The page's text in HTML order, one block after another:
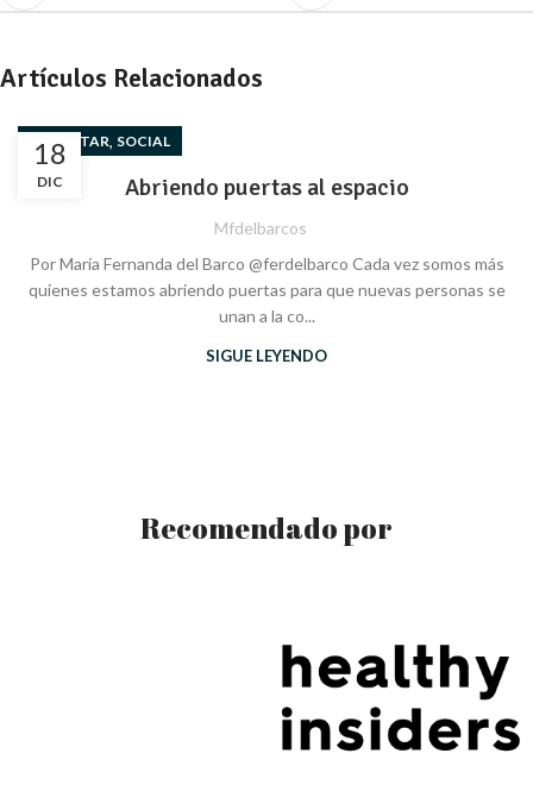
Artículos Relacionados
18
DIC
BIENESTAR, SOCIAL
Abriendo puertas al espacio
Mfdelbarcos
Por María Fernanda del Barco @ferdelbarco Cada vez somos más
quienes estamos abriendo puertas para que nuevas personas se
unan a la co...
SIGUE LEYENDO
Recomendado por